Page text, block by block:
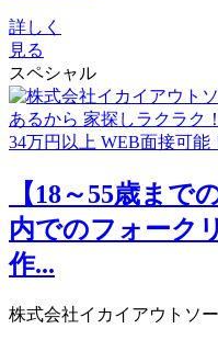
詳しく
見る
スペシャル
【18～55歳まで
内でのフォーク
作...
株式会社イカイアウトソ